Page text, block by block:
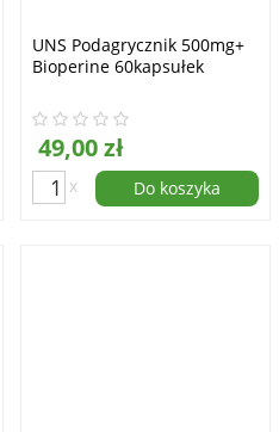
UNS Podagrycznik 500mg+
Bioperine 60kapsułek
49,00 zł
x Do koszyka